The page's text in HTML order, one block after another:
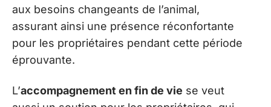
aux besoins changeants de l’animal,
assurant ainsi une présence réconfortante
pour les propriétaires pendant cette période
éprouvante.
L’accompagnement en fin de vie se veut